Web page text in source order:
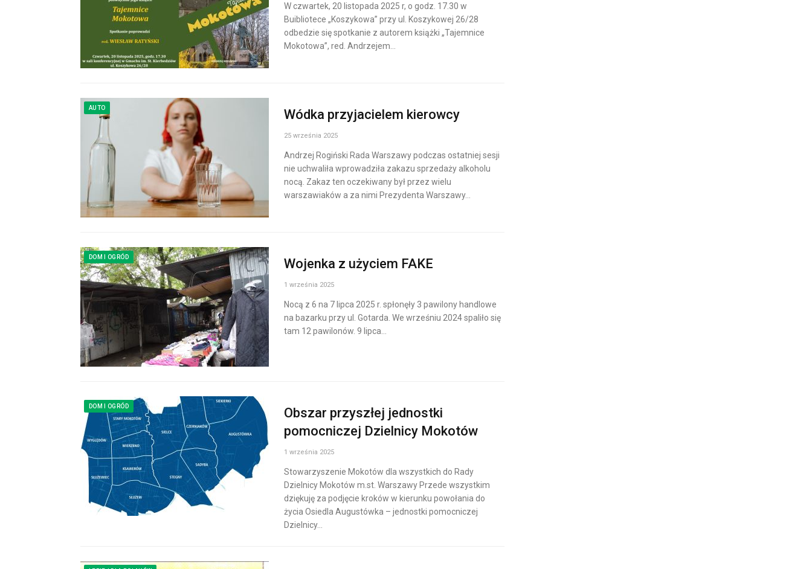
W czwartek, 20 listopada 2025 r, o godz. 17.30 w
Buibliotece „Koszykowa” przy ul. Koszykowej 26/28
odbedzie się spotkanie z autorem książki „Tajemnice
Mokotowa”, red. Andrzejem…
AUTO Wódka przyjacielem kierowcy
25 września 2025
Andrzej Rogiński Rada Warszawy podczas ostatniej sesji
nie uchwaliła wprowadziła zakazu sprzedaży alkoholu
nocą. Zakaz ten oczekiwany był przez wielu
warszawiaków a za nimi Prezydenta Warszawy…
DOM I OGRÓD Wojenka z użyciem FAKE
1 września 2025
Nocą z 6 na 7 lipca 2025 r. spłonęły 3 pawilony handlowe
na bazarku przy ul. Gotarda. We wrześniu 2024 spaliło się
tam 12 pawilonów. 9 lipca…
DOM I OGRÓD
Obszar przyszłej jednostki
pomocniczej Dzielnicy Mokotów
1 września 2025
Stowarzyszenie Mokotów dla wszystkich do Rady
Dzielnicy Mokotów m.st. Warszawy Przede wszystkim
dziękuję za podjęcie kroków w kierunku powołania do
życia Osiedla Augustówka – jednostki pomocniczej
Dzielnicy…